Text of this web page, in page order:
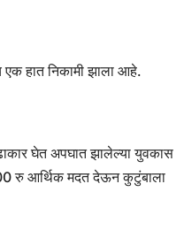
एक हात निकामी झाला आहे.
घेत अपघात झालेल्या युवकास
रु आर्थिक मदत देऊन कुटुंबाला